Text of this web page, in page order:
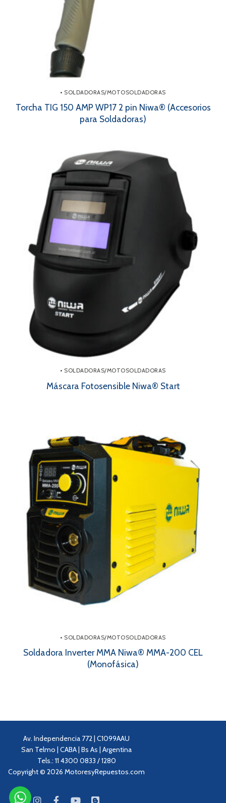
• SOLDADORAS/MOTOSOLDADORAS
Torcha TIG 150 AMP WP17 2 pin Niwa® (Accesorios
para Soldadoras)
• SOLDADORAS/MOTOSOLDADORAS
Máscara Fotosensible Niwa® Start
• SOLDADORAS/MOTOSOLDADORAS
Soldadora Inverter MMA Niwa® MMA-200 CEL
(Monofásica)
Av. Independencia 772 | C1099AAU
San Telmo | CABA | Bs As | Argentina
Tels.: 11 4300 0833 / 1280
Copyright © 2026 MotoresyRepuestos.com